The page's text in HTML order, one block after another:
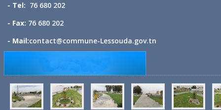
- Tel: 76 680 202
- Fax: 76 680 202
- Mail:contact@commune-Lessouda.gov.tn